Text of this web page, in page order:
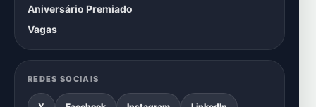
Aniversário Premiado
Vagas
REDES SOCIAIS